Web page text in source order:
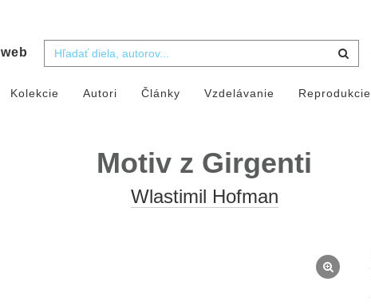
web
Kolekcie Autori Články Vzdelávanie Reprodukcie
Motiv z Girgenti
Wlastimil Hofman